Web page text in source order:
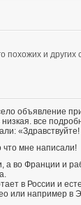
похожих и
объявление
все
«Здравствуйте!
что мне написали!
а во Франции и
в России и
или например в